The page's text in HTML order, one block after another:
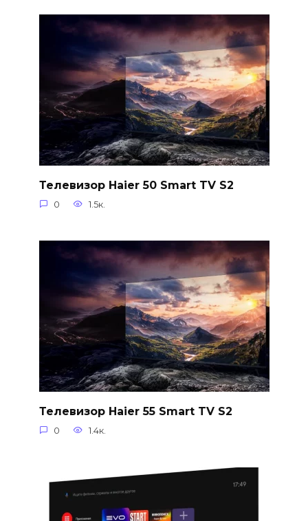
Телевизор Haier 50 Smart TV S2
0 1.5к.
Телевизор Haier 55 Smart TV S2
0 1.4к.